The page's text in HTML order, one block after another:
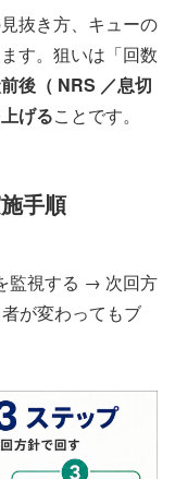
抜き方、キューの
す。狙いは「回数
後（ NRS ／息切
げることです。
手順
監視する → 次回方
が変わってもブ